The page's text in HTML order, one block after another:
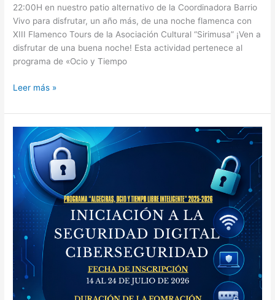
22:00H en nuestro patio alternativo de la Coordinadora Barrio
Vivo para disfrutar, un año más, de una noche flamenca con
XIII Flamenco Tours de la Asociación Cultural “Sirimusa” ¡Ven a
disfrutar de una buena noche! Esta actividad pertenece al
programa de «Ocio y Tiempo
Leer más »
FORMACIÓN
ONLINE
GRATUITA:
INCIACIÓN
A
LA
SEGURIDAD
DIGITAL:
CIBERSEGURIDAD